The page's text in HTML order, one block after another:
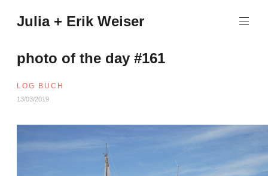
Inhalt
Julia + Erik Weiser
photo of the day #161
LOG BUCH
13/03/2019